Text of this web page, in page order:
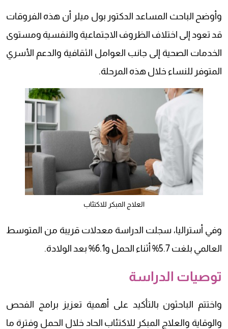
وأوضح الباحث المساعد الدكتور بول ميلر أن هذه الفروقات
قد تعود إلى اختلاف الظروف الاجتماعية والنفسية ومستوى
الخدمات الصحية إلى جانب العوامل الثقافية والدعم الأسري
المتوفر للنساء خلال هذه المرحلة.
العلاج المبكر للاكتئاب
وفي أستراليا، سجلت الدراسة معدلات قريبة من المتوسط
العالمي بلغت 5.7% أثناء الحمل و6.1% بعد الولادة.
توصيات الدراسة
واختتم الباحثون بالتأكيد على أهمية تعزيز برامج الفحص
والوقاية والعلاج المبكر للاكتئاب الحاد خلال الحمل وفترة ما